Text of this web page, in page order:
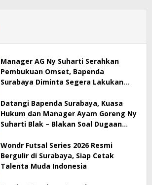
Manager AG Ny Suharti Serahkan
Pembukuan Omset, Bapenda
Surabaya Diminta Segera Lakukan
Datangi Bapenda Surabaya, Kuasa
Hukum dan Manager Ayam Goreng Ny
Suharti Blak – Blakan Soal Dugaan
Wondr Futsal Series 2026 Resmi
Bergulir di Surabaya, Siap Cetak
Talenta Muda Indonesia